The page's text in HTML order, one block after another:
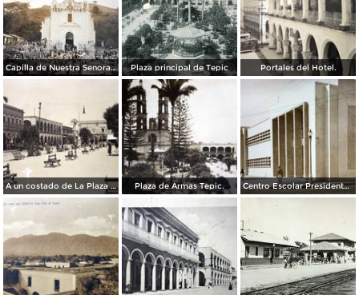
Capilla de Nuestra Senora de Guadalupe en Barranca el Pichon. Plaza principal de Tepic Portales del Hotel.
A un costado de La Plaza principal. Plaza de Armas Tepic. Centro Escolar Presidente M Aleman.